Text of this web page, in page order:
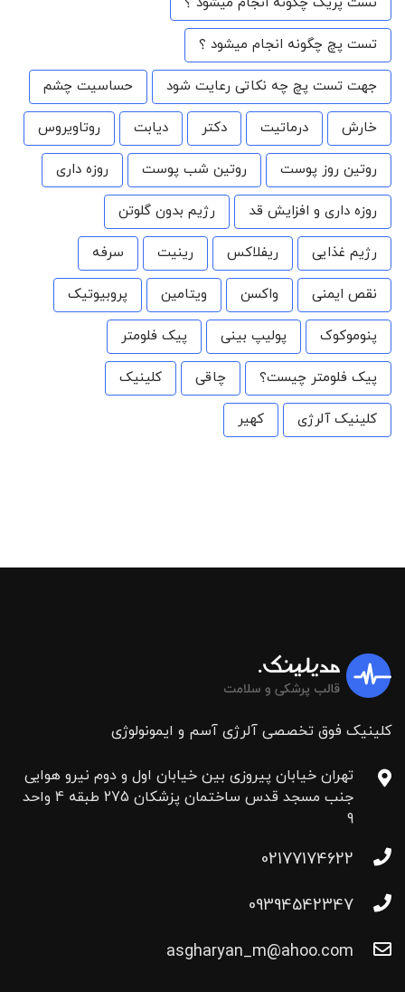
تست پچ چگونه انجام میشود ؟
جهت تست پچ چه نکاتی رعایت شود حساسیت چشم
خارش درماتیت دکتر دیابت روتاویروس
روتین روز پوست روتین شب پوست روزه داری
روزه داری و افزایش قد رژیم بدون گلوتن
رژیم غذایی ریفلاکس رینیت سرفه
نقص ایمنی واکسن ویتامین پروبیوتیک
پنوموکوک پولیپ بینی پیک فلومتر
پیک فلومتر چیست؟ چاقی کلینیک
کلینیک آلرژی کهیر
کلینیک فوق تخصصی آلرژی آسم و ایمونولوژی
تهران خیابان پیروزی بین خیابان اول و دوم نیرو هوایی
جنب مسجد قدس ساختمان پزشکان 275 طبقه 4 واحد
9
02177174622
09394542347
asgharyan_m@ahoo.com